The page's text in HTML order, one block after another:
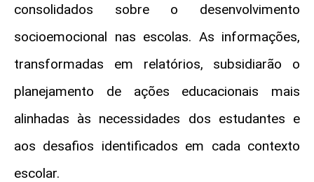
consolidados sobre o desenvolvimento
socioemocional nas escolas. As informações,
transformadas em relatórios, subsidiarão o
planejamento de ações educacionais mais
alinhadas às necessidades dos estudantes e
aos desafios identificados em cada contexto
escolar.